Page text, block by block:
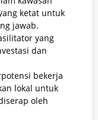
ketat untuk
jawab.
yang
dan
bekerja
lokal untuk
oleh